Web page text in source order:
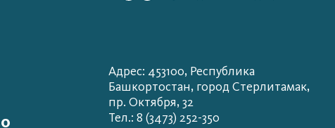
Адрес: 453100, Республика
Башкортостан, город Стерлитамак,
пр. Октября, 32
Тел.: 8 (3473) 252-350